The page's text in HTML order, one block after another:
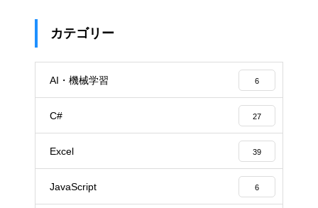
カテゴリー
AI・機械学習 6
C# 27
Excel 39
JavaScript 6